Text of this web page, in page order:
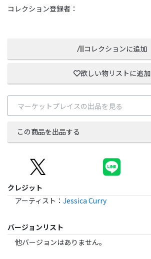
コレクション登録者：
コレクションに追加
欲しい物リストに追加
マーケットプレイスの出品を見る
この商品を出品する
クレジット
アーティスト ： Jessica Curry
バージョンリスト
他バージョンはありません。